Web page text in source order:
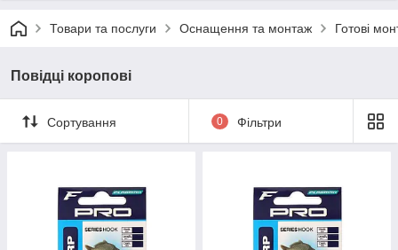
Товари та послуги Оснащення та монтаж Готові
Повідці коропові
Сортування 0 Фільтри